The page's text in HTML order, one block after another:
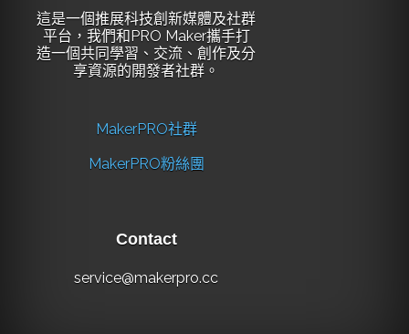
這是一個推展科技創新媒體及社群
平台，我們和PRO Maker攜手打
造一個共同學習、交流、創作及分
享資源的開發者社群。
MakerPRO社群
MakerPRO粉絲團
Contact
service@makerpro.cc